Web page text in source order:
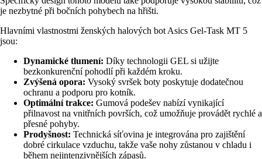
je nezbytné při bočních pohybech na hřišti.
Hlavními vlastnostmi ženských halových bot Asics Gel-Task MT 5
jsou:
Dynamické tlumení: Díky technologii GEL si užijte
bezkonkurenční pohodlí při každém kroku.
Zvýšená opora: Vysoký svršek boty poskytuje dodatečnou
ochranu a podporu pro kotník.
Optimální trakce: Gumová podešev nabízí vynikající
přilnavost na vnitřních površích, což umožňuje provádět rychlé a
přesné pohyby.
Prodyšnost: Technická síťovina je integrována pro zajištění
dobré cirkulace vzduchu, takže vaše nohy zůstanou v chladu i
během nejintenzivnějších zápasů.